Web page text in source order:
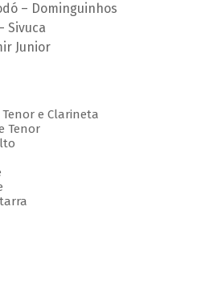
– Dominguinhos
Sivuca
Junior
e Clarineta
Tenor